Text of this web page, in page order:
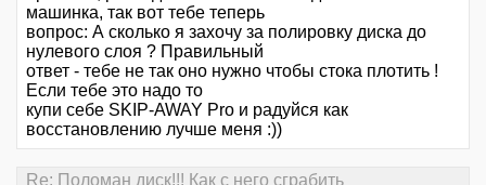
машинка, так вот тебе теперь
вопрос: А сколько я захочу за полировку диска до
нулевого слоя ? Правильный
ответ - тебе не так оно нужно чтобы стока плотить !
Если тебе это надо то
купи себе SKIP-AWAY Pro и радуйся как
восстановлению лучше меня :))
Re: Поломан диск!!! Как с него сграбить